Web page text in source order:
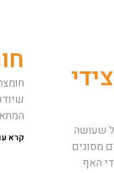
שעושה
מסוגים
האף.
קרא